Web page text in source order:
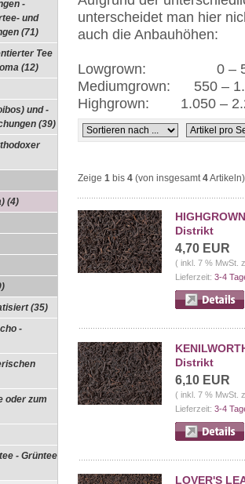
-
und
(71)
Tee
(12)
und -
(39)
(4)
(35)
-
oder zum
- Grüntee
unterscheidet man hier
auch die Anbauhöhen:
Lowgrown: 0 –
Mediumgrown: 550 –
Highgrown: 1.050 –
Zeige 1 bis 4 (von insgesamt4Artikeln)
Distrikt
4,70 EUR
( inkl. 7 % MwSt.
Lieferzeit: 3-4
Distrikt
6,10 EUR
( inkl. 7 % MwSt.
Lieferzeit: 3-4
LOVER'S